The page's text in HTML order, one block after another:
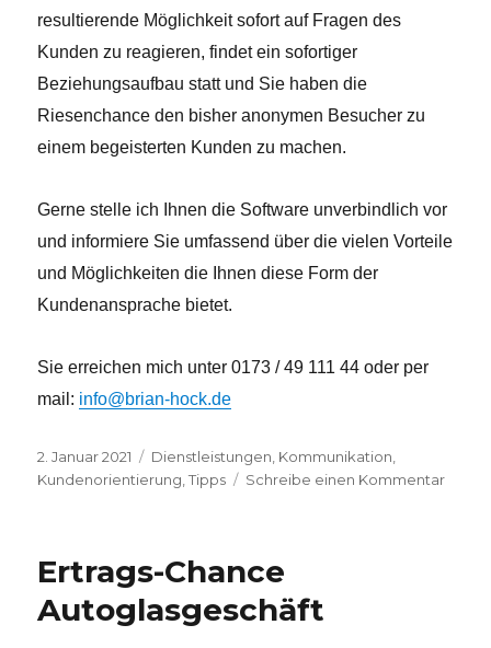
resultierende Möglichkeit sofort auf Fragen des
Kunden zu reagieren, findet ein sofortiger
Beziehungsaufbau statt und Sie haben die
Riesenchance den bisher anonymen Besucher zu
einem begeisterten Kunden zu machen.
Gerne stelle ich Ihnen die Software unverbindlich vor
und informiere Sie umfassend über die vielen Vorteile
und Möglichkeiten die Ihnen diese Form der
Kundenansprache bietet.
Sie erreichen mich unter 0173 / 49 111 44 oder per
mail: info@brian-hock.de
Veröffentlicht
am
2. Januar 2021 Kategorien
Dienstleistungen, Kommunikation,
Kundenorientierung,Tipps Schreibe einen Kommentar
Ertrags-Chance
Autoglasgeschäft